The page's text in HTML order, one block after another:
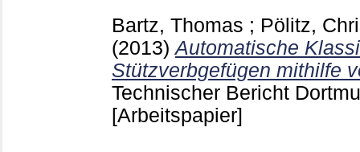
Bartz, Thomas ; Pölitz,
(2013)Automatische
Stützverbgefügen mithilfe
Technischer Bericht
[Arbeitspapier]